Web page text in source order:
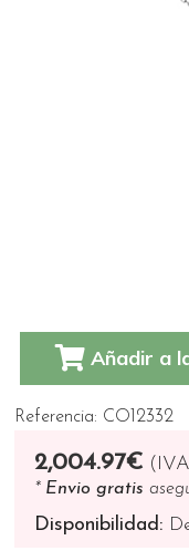
Añadir a
Referencia: CO12332
2,004.97€
* Envio gratis
Disponibilidad: